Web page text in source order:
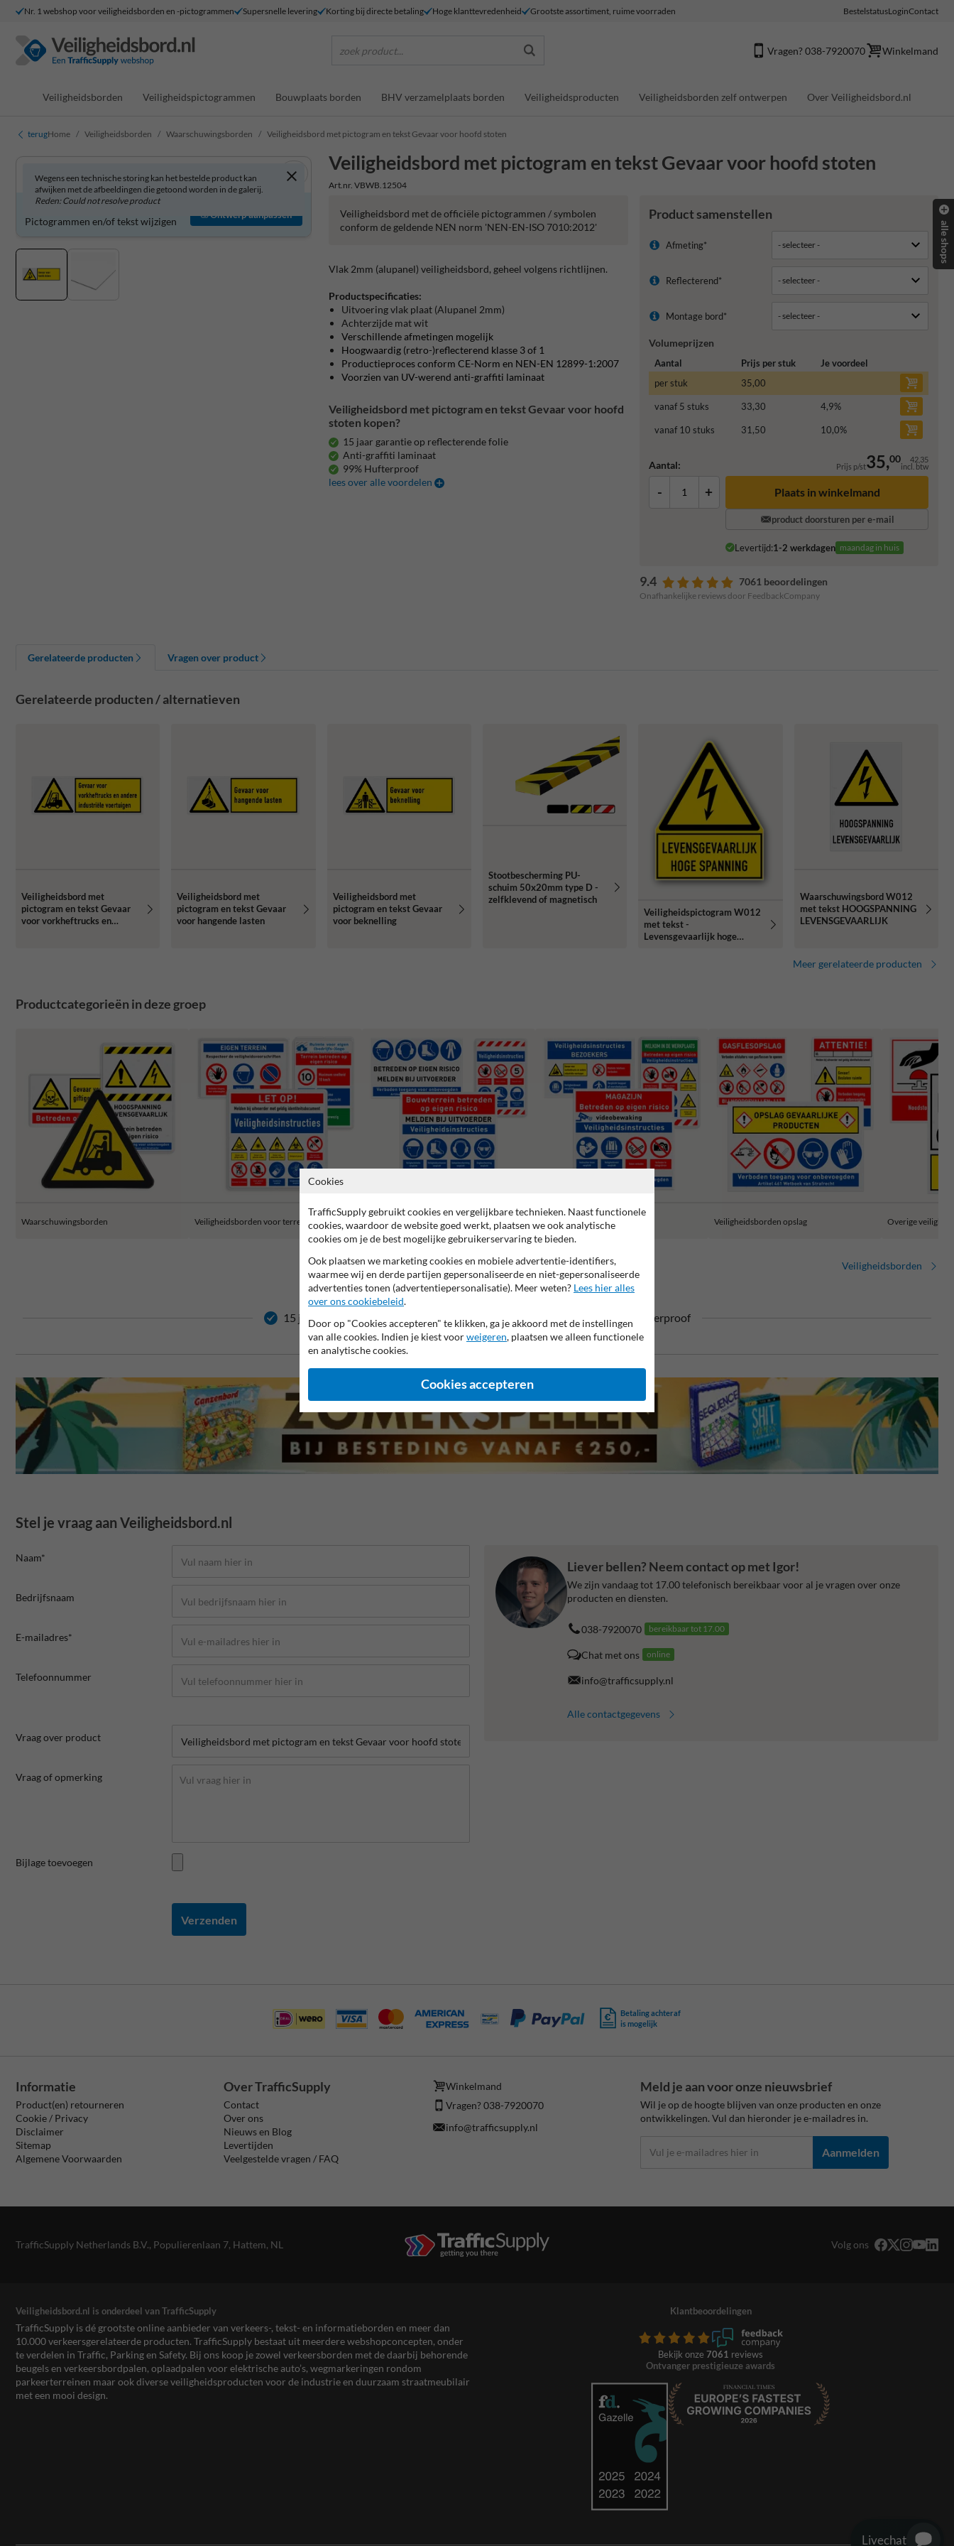
Nr. 1 webshop voor veiligheidsborden en -pictogrammen Supersnelle levering Korting bij directe betaling Hoge klanttevredenheid Grootste assortiment, ruime voorraden BestelstatusLoginContact
zoek product... Vragen? 038-7920070 Winkelmand
Veiligheidsborden Veiligheidspictogrammen Bouwplaats borden BHV verzamelplaats borden Veiligheidsproducten Veiligheidsborden zelf ontwerpen Over Veiligheidsbord.nl
terugHome Veiligheidsborden Waarschuwingsborden Veiligheidsbord met pictogram en tekst Gevaar voor hoofd stoten
Veiligheidsbord met pictogram en tekst Gevaar voor hoofd stoten
Art.nr. VBWB.12504
Wegens een technische storing kan het bestelde product kan
afwijken met de afbeeldingen die getoond worden in de galerij.
Reden: Could not resolve product
Veiligheidsbord zelf aanpassen?
Pictogrammen en/of tekst wijzigen
Ontwerp aanpassen Product samenstellen
Afmeting*
Reflecterend*
Montage bord*
Volumeprijzen
Aantal Prijs per stuk
Je voordeel
per stuk
35,00
vanaf 5 stuks 33,30 4,9%
vanaf 10 stuks 31,50 10,0%
Aantal: Prijs p/st35,00 42,35
incl. btw
- + Plaats in winkelmand
product doorsturen per e-mail
Levertijd:1-2 werkdagen maandag in huis
9.4 7061 beoordelingen
Onafhankelijke reviews door FeedbackCompany
Veiligheidsbord met de officiële pictogrammen / symbolen
conform de geldende NEN norm 'NEN-EN-ISO 7010:2012'
Vlak 2mm (alupanel) veiligheidsbord, geheel volgens richtlijnen.
Productspecificaties:
Uitvoering vlak plaat (Alupanel 2mm)
Achterzijde mat wit
Verschillende afmetingen mogelijk
Hoogwaardig (retro-)reflecterend klasse 3 of 1
Productieproces conform CE-Norm en NEN-EN 12899-1:2007
Voorzien van UV-werend anti-graffiti laminaat
Veiligheidsbord met pictogram en tekst Gevaar voor hoofd
stoten kopen?
15 jaar garantie op reflecterende folie
Anti-graffiti laminaat
99% Hufterproof
lees over alle voordelen
Gerelateerde producten Vragen over product
Gerelateerde producten / alternatieven
Veiligheidsbord met
pictogram en tekst Gevaar
voor vorkheftrucks en
Veiligheidsbord met
pictogram en tekst Gevaar
voor hangende lasten
Veiligheidsbord met
pictogram en tekst Gevaar
voor beknelling
Stootbescherming PU-
schuim 50x20mm type D -
zelfklevend of magnetisch
Veiligheidspictogram W012
met tekst -
Levensgevaarlijk hoge
Waarschuwingsbord W012
met tekst HOOGSPANNING
LEVENSGEVAARLIJK
Meer gerelateerde producten
Productcategorieën in deze groep
Waarschuwingsborden Veiligheidsborden voor terrein Bouwplaats borden
Veiligheidsborden magazijn en
werkplaats
Veiligheidsborden opslag Overige
Veiligheidsborden
15 jaar garantie op reflecterende folie Anti-graffiti laminaat 99% Hufterproof
Stel je vraag aan Veiligheidsbord.nl
Naam*
Bedrijfsnaam
E-mailadres*
Telefoonnummer
Vraag over product
Vraag of opmerking
Bijlage toevoegen
Verzenden
Liever bellen? Neem contact op met Igor!
We zijn vandaag tot 17.00 telefonisch bereikbaar voor al je vragen over onze
producten en diensten.
038-7920070 bereikbaar tot 17.00
Chat met ons online
info@trafficsupply.nl
Alle contactgegevens
Betaling achteraf
is mogelijk
Informatie
Product(en) retourneren
Cookie / Privacy
Disclaimer
Sitemap
Algemene Voorwaarden
Over TrafficSupply
Contact
Over ons
Nieuws en Blog
Levertijden
Veelgestelde vragen / FAQ
Winkelmand
Vragen? 038-7920070
info@trafficsupply.nl
Meld je aan voor onze nieuwsbrief
Wil je op de hoogte blijven van onze producten en onze
ontwikkelingen. Vul dan hieronder je e-mailadres in.
Aanmelden
TrafficSupply Netherlands B.V., Populierenlaan 7, Hattem, NL Volg ons
Veiligheidsbord.nl is onderdeel van TrafficSupply
TrafficSupply is dé grootste online aanbieder van verkeers-, tekst- en informatieborden en meer dan
10.000 verkeersgerelateerde producten. TrafficSupply bestaat uit meerdere webshopconcepten, onder
te verdelen in Traffic, Parking en Safety. Bij ons koop je zowel verkeersborden met de daarbij behorende
beugels en verkeersbordpalen, oplaadpalen voor elektrische auto’s, wegmarkeringen rondom
parkeerterreinen maar ook diverse veiligheidsproducten voor de industrie en duurzaam straatmeubilair
met een mooi design.
Klantbeoordelingen
Bekijk onze 7061 reviews
Ontvanger prestigieuze awards
alle shops
Cookies
TrafficSupply gebruikt cookies en vergelijkbare technieken. Naast functionele
cookies, waardoor de website goed werkt, plaatsen we ook analytische
cookies om je de best mogelijke gebruikerservaring te bieden.
Ook plaatsen we marketing cookies en mobiele advertentie-identifiers,
waarmee wij en derde partijen gepersonaliseerde en niet-gepersonaliseerde
advertenties tonen (advertentiepersonalisatie). Meer weten? Lees hier alles
over ons cookiebeleid.
Door op "Cookies accepteren" te klikken, ga je akkoord met de instellingen
van alle cookies. Indien je kiest voorweigeren, plaatsen we alleen functionele
en analytische cookies.
Cookies accepteren
Livechat